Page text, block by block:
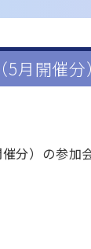
5月開催
催分）の参加